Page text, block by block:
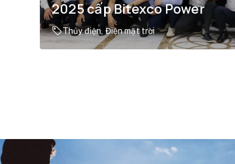
2025 cấp Bitexco Power
Thủy điện, Điện mặt trời